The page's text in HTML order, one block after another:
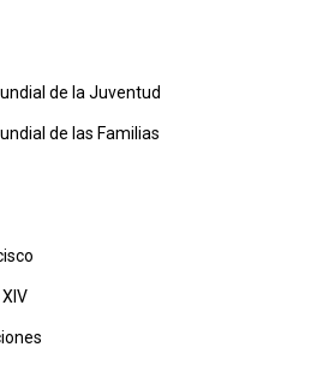
de la Juventud
de las Familias